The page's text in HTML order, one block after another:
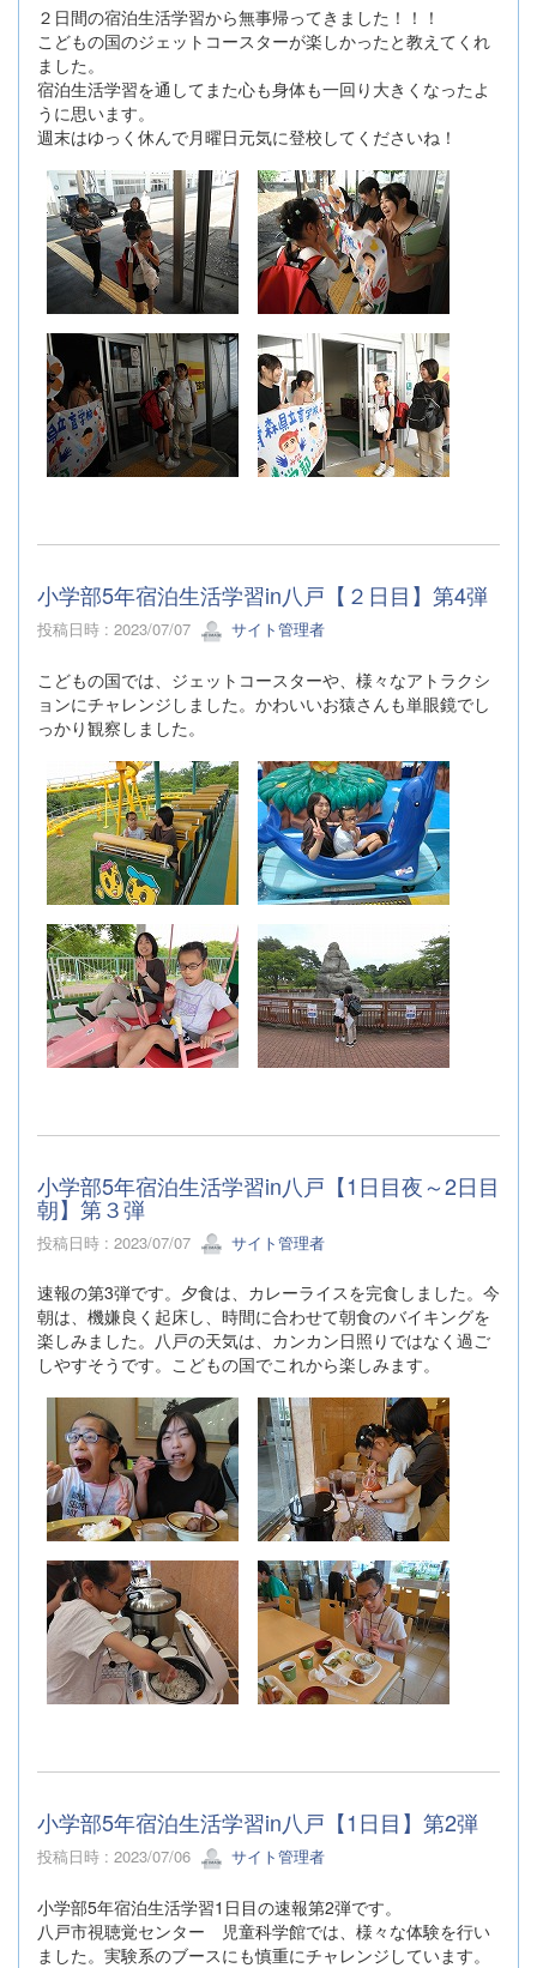
２日間の宿泊生活学習から無事帰ってきました！！！
こどもの国のジェットコースターが楽しかったと教えてくれ
ました。
宿泊生活学習を通してまた心も身体も一回り大きくなったよ
うに思います。
週末はゆっく休んで月曜日元気に登校してくださいね！
小学部5年宿泊生活学習in八戸【２日目】第4弾
投稿日時 : 2023/07/07 サイト管理者
こどもの国では、ジェットコースターや、様々なアトラクシ
ョンにチャレンジしました。かわいいお猿さんも単眼鏡でし
っかり観察しました。
小学部5年宿泊生活学習in八戸【1日目夜～2日目
朝】第３弾
投稿日時 : 2023/07/07 サイト管理者
速報の第3弾です。夕食は、カレーライスを完食しました。今
朝は、機嫌良く起床し、時間に合わせて朝食のバイキングを
楽しみました。八戸の天気は、カンカン日照りではなく過ご
しやすそうです。こどもの国でこれから楽しみます。
小学部5年宿泊生活学習in八戸【1日目】第2弾
投稿日時 : 2023/07/06 サイト管理者
小学部5年宿泊生活学習1日目の速報第2弾です。
八戸市視聴覚センター 児童科学館では、様々な体験を行い
ました。実験系のブースにも慎重にチャレンジしています。